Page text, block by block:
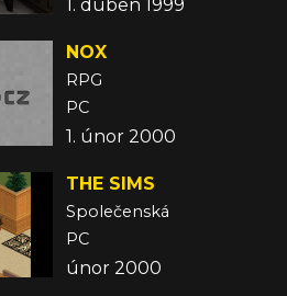
1. duben 1999
NOX
RPG
PC
1. únor 2000
THE SIMS
Společenská
PC
únor 2000